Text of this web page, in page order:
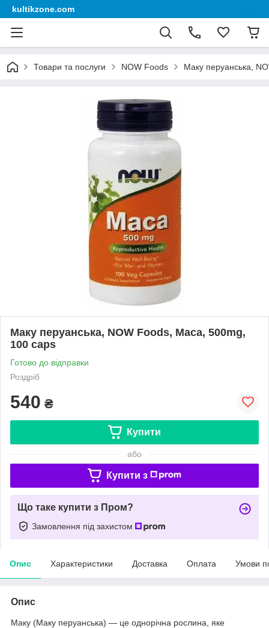
kultikzone.com
Товари та послуги NOW Foods Маку перуанська,
Маку перуанська, NOW Foods, Maca, 500mg,
100 caps
Готово до відправки
Роздріб
540 ₴
Купити
або
Купити з
Що таке купити з Пром?
Замовлення під захистом
Опис Характеристики Доставка Оплата Умови
Опис
Маку (Маку перуанська) ― це однорічна рослина, яке